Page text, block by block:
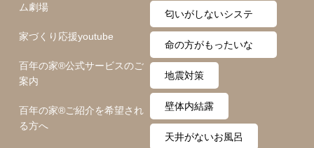
ム劇場
家づくり応援youtube
百年の家®️公式サービスのご
案内
百年の家®️ご紹介を希望され
る方へ
匂いがしないシステ
ム
命の方がもったいな
い
地震対策
壁体内結露
天井がないお風呂